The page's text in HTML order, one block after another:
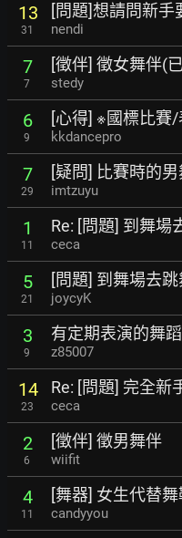
13
31
[問題]想請問新手
nendi
7
7
[徵伴] 徵女舞伴(
stedy
6
9
[心得] ※國標比賽
kkdancepro
7
29
[疑問] 比賽時的
imtzuyu
1
11
Re: [問題] 到舞場
ceca
5
21
[問題] 到舞場去
joycyK
3
9
有定期表演的舞
z85007
14
23
Re: [問題] 完全新
ceca
2
6
[徵伴] 徵男舞伴
wiifit
4
11
[舞器] 女生代替
candyyou